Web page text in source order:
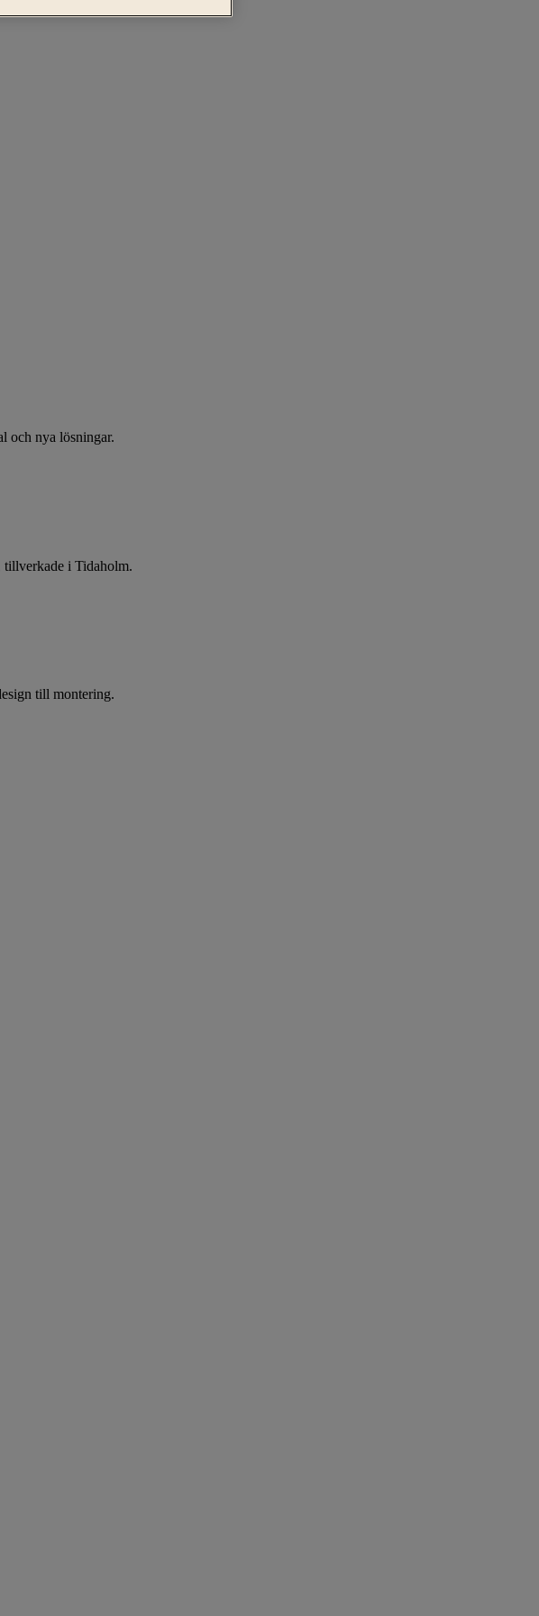
och nya lösningar.
tillverkade i Tidaholm.
till montering.